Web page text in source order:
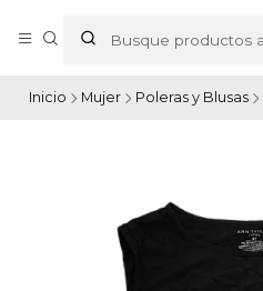
Inicio Mujer Poleras y Blusas